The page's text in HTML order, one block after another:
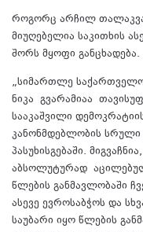
როგორც არჩილ
მიუღებელია საკითხის
შორს მყოფი განცხადება.
„სიმართლე
ნიკა გვარამიაა
სააკაშვილი
კანონმდებლობის სრული
პასუხისგებაში.
აბსოლუტურად
წლების განმავლობაში
ასევე ევროსაბჭოს და
საუბარი იყო წლების